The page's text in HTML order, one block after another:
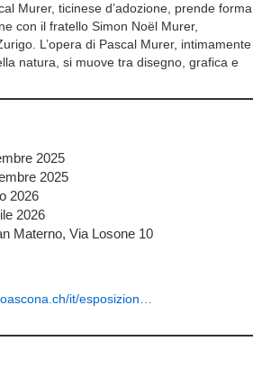
Murer, ticinese d’adozione, prende forma
con il fratello Simon Noël Murer,
L’opera di Pascal Murer, intimamente
natura, si muove tra disegno, grafica e
2025
2025
2026
2026
Materno, Via Losone 10
it/esposizion…